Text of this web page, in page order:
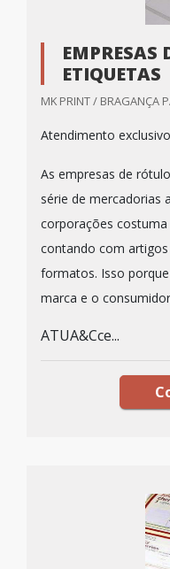
EMPRESAS
ETIQUETAS
MK PRINT / BRAGANÇA
Atendimento
As empresas de
série de mercadorias
corporações
contando com
formatos. Isso
marca e o
ATUA&Cce...